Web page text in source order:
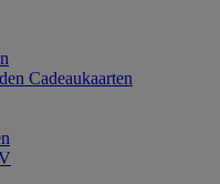
Cadeaukaarten